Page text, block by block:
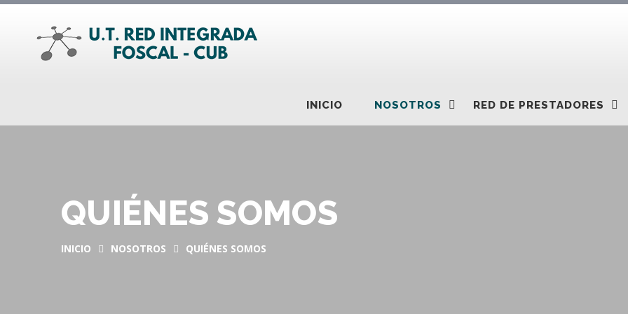
INICIO NOSOTROS RED DE PRESTADORES
QUIÉNES SOMOS
INICIO NOSOTROS QUIÉNES SOMOS